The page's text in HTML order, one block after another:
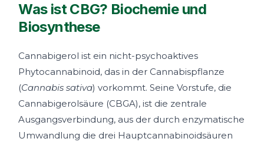
Was ist CBG? Biochemie und
Biosynthese
Cannabigerol ist ein nicht-psychoaktives
Phytocannabinoid, das in der Cannabispflanze
(Cannabis sativa) vorkommt. Seine Vorstufe, die
Cannabigerolsäure (CBGA), ist die zentrale
Ausgangsverbindung, aus der durch enzymatische
Umwandlung die drei Hauptcannabinoidsäuren